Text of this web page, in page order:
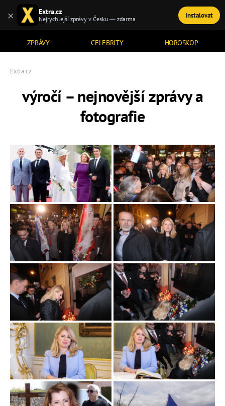
ZPRÁVY CELEBRITY HOROSKOP
TÉMATA
Extra.cz
výročí – nejnovější zprávy a
fotografie
× Extra.cz
Nejrychlejší zprávy v Česku — zdarma Instalovat